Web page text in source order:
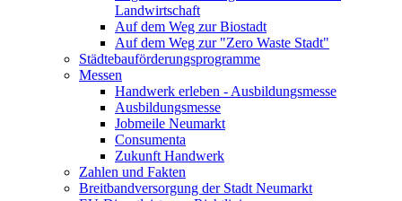
Landwirtschaft
Auf dem Weg zur Biostadt
Auf dem Weg zur "Zero Waste Stadt"
Städtebauförderungsprogramme
Messen
Handwerk erleben - Ausbildungsmesse
Ausbildungsmesse
Jobmeile Neumarkt
Consumenta
Zukunft Handwerk
Zahlen und Fakten
Breitbandversorgung der Stadt Neumarkt